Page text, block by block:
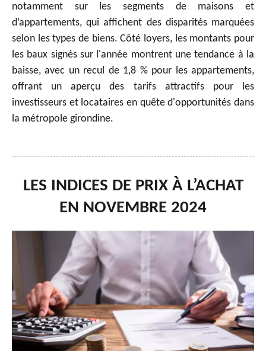
notamment sur les segments de maisons et
d’appartements, qui affichent des disparités marquées
selon les types de biens. Côté loyers, les montants pour
les baux signés sur l'année montrent une tendance à la
baisse, avec un recul de 1,8 % pour les appartements,
offrant un aperçu des tarifs attractifs pour les
investisseurs et locataires en quête d'opportunités dans
la métropole girondine.
LES INDICES DE PRIX À L’ACHAT
EN NOVEMBRE 2024